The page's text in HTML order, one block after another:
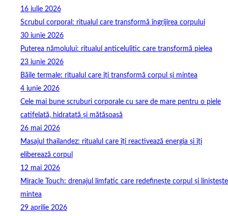
16 iulie 2026
Scrubul corporal: ritualul care transformă îngrijirea corpului
30 iunie 2026
Puterea nămolului: ritualul anticelulitic care transformă pielea
23 iunie 2026
Băile termale: ritualul care îți transformă corpul și mintea
4 iunie 2026
Cele mai bune scruburi corporale cu sare de mare pentru o piele
catifelată, hidratată și mătăsoasă
26 mai 2026
Masajul thailandez: ritualul care îți reactivează energia și îți
eliberează corpul
12 mai 2026
Miracle Touch: drenajul limfatic care redefinește corpul și liniștește
mintea
29 aprilie 2026